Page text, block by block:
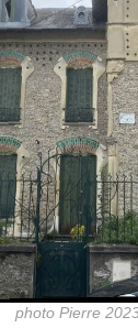
photo Pierre